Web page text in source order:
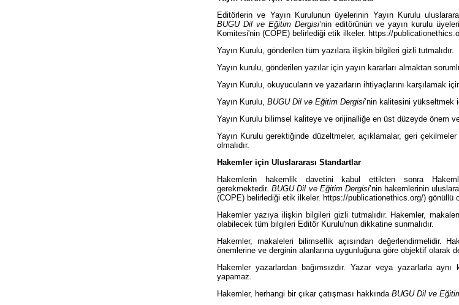
Editörlerin ve Yayın Kurulunun üyelerinin Yayın Kurulu
BUGU Dil ve Eğitim Dergisi’nin editörünün ve yayın kurulu
Komitesi'nin (COPE) belirlediği etik ilkeler. https://
Yayın Kurulu, gönderilen tüm yazılara ilişkin bilgileri gizli tutmalıdır.
Yayın kurulu, gönderilen yazılar için yayın kararları almaktan
Yayın Kurulu, okuyucuların ve yazarların ihtiyaçlarını karşılamak
Yayın Kurulu, BUGU Dil ve Eğitim Dergisi’nin kalitesini yükseltmek
Yayın Kurulu bilimsel kaliteye ve orijinalliğe en üst düzeyde önem
Yayın Kurulu gerektiğinde düzeltmeler, açıklamalar, geri
olmalıdır.
Hakemler için Uluslararası Standartlar
Hakemlerin hakemlik davetini kabul ettikten sonra
gerekmektedir.BUGU Dil ve Eğitim Dergisi’nin hakemlerinin
(COPE) belirlediği etik ilkeler. https://publicationethics.org/) gönüllü
Hakemler yazıya ilişkin bilgileri gizli tutmalıdır. Hakemler,
olabilecek tüm bilgileri Editör Kurulu'nun dikkatine sunmalıdır.
Hakemler, makaleleri bilimsellik açısından değerlendirmelidir.
önemlerine ve derginin alanlarına uygunluğuna göre objektif olarak
Hakemler yazarlardan bağımsızdır. Yazar veya yazarlarla
yapamaz.
Hakemler, herhangi bir çıkar çatışması hakkında BUGU Dil ve